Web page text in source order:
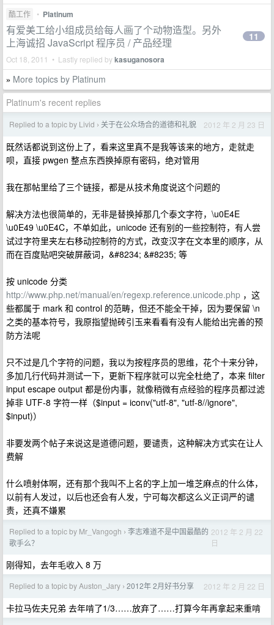
酷工作
• Platinum
有爱美工给小组成员给每人画了个动物造型。另外
上海诚招 JavaScript 程序员 / 产品经理
Oct 18, 2011 • Lastly replied bykasuganosora
11
» More topics by Platinum
Platinum's recent replies
Replied to a topic by Livid › 关于在公众场合的道德和礼貌 2012 年 2 月 23 日
既然话都说到这份上了，看来这里真不是我等该来的地方，走就走
呗，直接 pwgen 整点东西换掉原有密码，绝对管用
我在那帖里给了三个链接，都是从技术角度说这个问题的
解决方法也很简单的，无非是替换掉那几个泰文字符，\u0E4E
\u0E49 \u0E4C，不单如此，unicode 还有别的一些控制符，有人尝
试过字符里夹左右移动控制符的方式，改变汉字在文本里的顺序，从
而在百度贴吧突破屏蔽词，&#8234; &#8235; 等
按 unicode 分类
http://www.php.net/manual/en/regexp.reference.unicode.php ，这
些都属于 mark 和 control 的范畴，但还不能全干掉，因为要保留 \n
之类的基本符号，我原指望抛砖引玉来看看有没有人能给出完善的预
防方法呢
只不过是几个字符的问题，我以为按程序员的思维，花个十来分钟，
多加几行代码并测试一下，更新下程序就可以完全杜绝了，本来 filter
input escape output 都是份内事，就像稍微有点经验的程序员都过滤
掉非 UTF-8 字符一样（$input = iconv("utf-8", "utf-8//ignore",
$input)）
非要发两个帖子来说这是道德问题，要谴责，这种解决方式实在让人
费解
什么喷射体啊，还有那个我叫不上名的字上加一堆芝麻点的什么体，
以前有人发过，以后也还会有人发，宁可每次都这么义正词严的谴
责，还真不嫌累
Replied to a topic by Mr_Vangogh › 李志难道不是中国最酷的
歌手么？
2012 年 2 月 22
日
刚得知，去年毛收入 8 万
Replied to a topic by Auston_Jary › 2012年 2月好书分享 2012 年 2 月 22 日
卡拉马佐夫兄弟 去年啃了1/3……放弃了……打算今年再拿起来重啃